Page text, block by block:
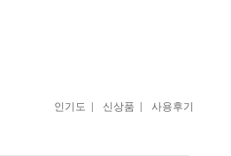
인기도 신상품 사용후기